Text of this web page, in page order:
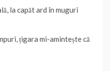
la capăt ard în muguri
țigara mi-amintește că